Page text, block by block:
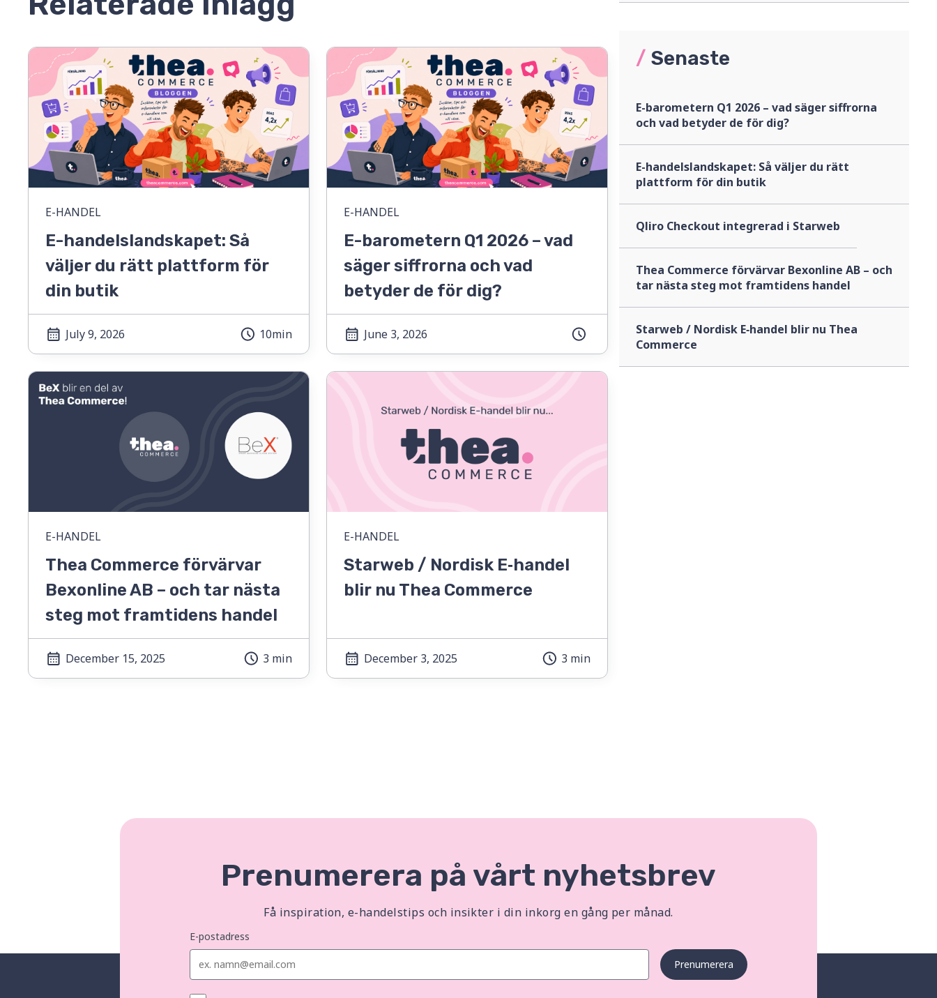
E-HANDEL
E-handelslandskapet: Så
väljer du rätt plattform för
din butik
July 9, 2026 10min
E-HANDEL
E-barometern Q1 2026 – vad
säger siffrorna och vad
betyder de för dig?
June 3, 2026
E-HANDEL
Thea Commerce förvärvar
Bexonline AB – och tar nästa
steg mot framtidens handel
December 15, 2025 3 min
E-HANDEL
Starweb / Nordisk E‑handel
blir nu Thea Commerce
December 3, 2025 3 min
/ Senaste
E-barometern Q1 2026 – vad säger siffrorna
och vad betyder de för dig?
E-handelslandskapet: Så väljer du rätt
plattform för din butik
Qliro Checkout integrerad i Starweb
Thea Commerce förvärvar Bexonline AB – och
tar nästa steg mot framtidens handel
Starweb / Nordisk E‑handel blir nu Thea
Commerce
Prenumerera på vårt nyhetsbrev
Få inspiration, e-handelstips och insikter i din inkorg en gång per månad.
E-postadress
Prenumerera